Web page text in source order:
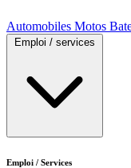
Automobiles Motos
Emploi / services
Emploi / Services